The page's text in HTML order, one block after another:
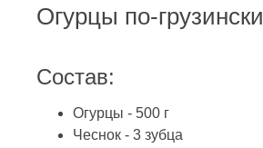
Огурцы по-грузински
Состав:
Огурцы - 500 г
Чеснок - 3 зубца